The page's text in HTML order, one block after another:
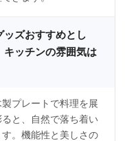
ッズおすすめとし
キッチンの雰囲気は
プレートで料理を展
と、自然で落ち着い
。機能性と美しさの